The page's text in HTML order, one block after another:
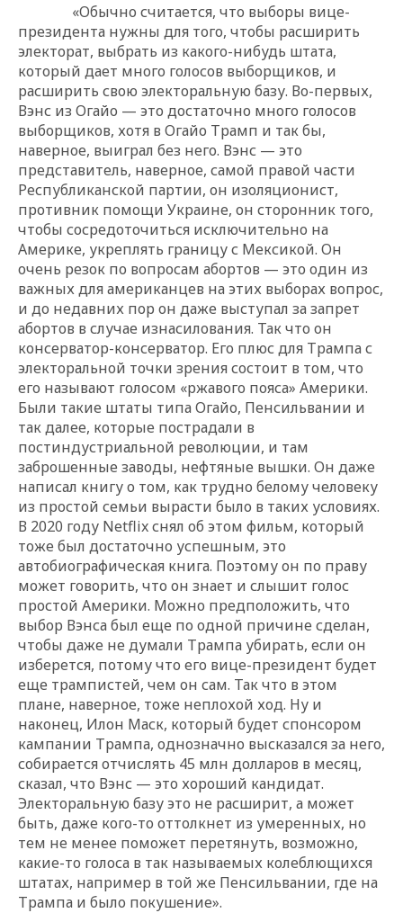
«Обычно считается, что выборы вице-
президента нужны для того, чтобы расширить
электорат, выбрать из какого-нибудь штата,
который дает много голосов выборщиков, и
расширить свою электоральную базу. Во-первых,
Вэнс из Огайо — это достаточно много голосов
выборщиков, хотя в Огайо Трамп и так бы,
наверное, выиграл без него. Вэнс — это
представитель, наверное, самой правой части
Республиканской партии, он изоляционист,
противник помощи Украине, он сторонник того,
чтобы сосредоточиться исключительно на
Америке, укреплять границу с Мексикой. Он
очень резок по вопросам абортов — это один из
важных для американцев на этих выборах вопрос,
и до недавних пор он даже выступал за запрет
абортов в случае изнасилования. Так что он
консерватор-консерватор. Его плюс для Трампа с
электоральной точки зрения состоит в том, что
его называют голосом «ржавого пояса» Америки.
Были такие штаты типа Огайо, Пенсильвании и
так далее, которые пострадали в
постиндустриальной революции, и там
заброшенные заводы, нефтяные вышки. Он даже
написал книгу о том, как трудно белому человеку
из простой семьи вырасти было в таких условиях.
В 2020 году Netflix снял об этом фильм, который
тоже был достаточно успешным, это
автобиографическая книга. Поэтому он по праву
может говорить, что он знает и слышит голос
простой Америки. Можно предположить, что
выбор Вэнса был еще по одной причине сделан,
чтобы даже не думали Трампа убирать, если он
изберется, потому что его вице-президент будет
еще трампистей, чем он сам. Так что в этом
плане, наверное, тоже неплохой ход. Ну и
наконец, Илон Маск, который будет спонсором
кампании Трампа, однозначно высказался за него,
собирается отчислять 45 млн долларов в месяц,
сказал, что Вэнс — это хороший кандидат.
Электоральную базу это не расширит, а может
быть, даже кого-то оттолкнет из умеренных, но
тем не менее поможет перетянуть, возможно,
какие-то голоса в так называемых колеблющихся
штатах, например в той же Пенсильвании, где на
Трампа и было покушение».